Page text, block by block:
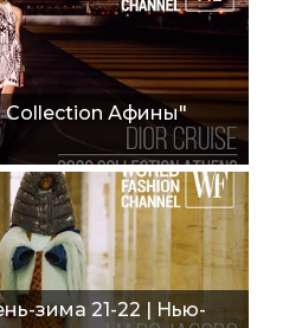
Collection Афины"
зима 21-22 | Нью-